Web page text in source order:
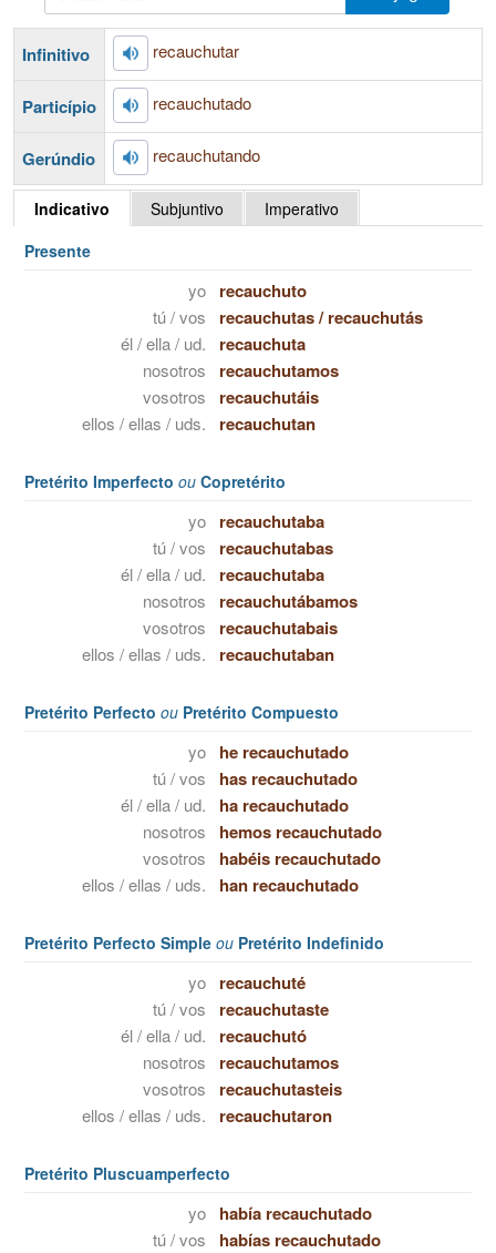
Infinitivo recauchutar
Particípio recauchutado
Gerúndio recauchutando
Indicativo Subjuntivo
Imperativo
Presente
yo recauchuto
tú / vos recauchutas/recauchutás
él / ella / ud. recauchuta
nosotros recauchutamos
vosotros recauchutáis
ellos / ellas / uds. recauchutan
Pretérito Imperfecto ou Copretérito
yo recauchutaba
tú / vos recauchutabas
él / ella / ud. recauchutaba
nosotros recauchutábamos
vosotros recauchutabais
ellos / ellas / uds. recauchutaban
Pretérito Perfecto ou Pretérito Compuesto
yo he recauchutado
tú / vos has recauchutado
él / ella / ud. ha recauchutado
nosotros hemos recauchutado
vosotros habéis recauchutado
ellos / ellas / uds. han recauchutado
Pretérito Perfecto Simple ou Pretérito Indefinido
yo recauchuté
tú / vos recauchutaste
él / ella / ud. recauchutó
nosotros recauchutamos
vosotros recauchutasteis
ellos / ellas / uds. recauchutaron
Pretérito Pluscuamperfecto
yo había recauchutado
tú / vos habías recauchutado